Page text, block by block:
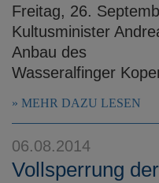
Freitag, 26.
Kultusminister
Anbau des
Wasseralfinger
MEHR DAZU LESEN
06.08.2014
Vollsperrung